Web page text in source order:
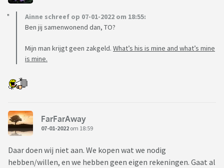
Ainne schreef op 07-01-2022 om 18:55:
Ben jij samenwonend dan, TO?
Mijn man krijgt geen zakgeld. What’s his is mine and what’s mine
is mine.
FarFarAway
07-01-2022 om 18:59
Daar doen wij niet aan. We kopen wat we nodig
hebben/willen, en we hebben geen eigen rekeningen. Gaat al